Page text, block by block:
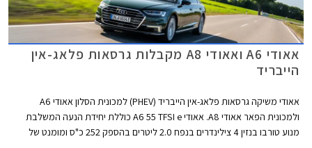
אאודי A6 ואאודי A8 מקבלות גרסאות פלאג-אין
הייבריד
אאודי משיקה גרסאות פלאג-אין הייבריד (PHEV) למכונית הסלון אאודי A6
ולמכונית הפאר אאודי A8. אאודי A6 55 TFSI e כוללת יחידת הנעה המשלבת
מנוע טורבו בנזין 4 צילינדרים בנפח 2.0 ליטרים בהספק 252 כ"ס ומומנט של